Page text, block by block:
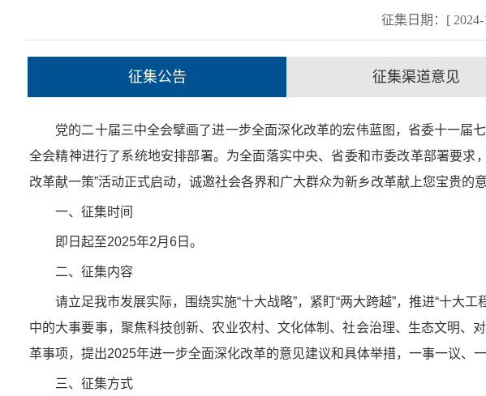
征集日期：[ 2024-
征集公告 征集渠道意见
党的二十届三中全会擘画了进一步全面深化改革的宏伟蓝图，省委十一届
全会精神进行了系统地安排部署。为全面落实中央、省委和市委改革部署要
改革献一策”活动正式启动，诚邀社会各界和广大群众为新乡改革献上您宝贵的意
一、征集时间
即日起至2025年2月6日。
二、征集内容
请立足我市发展实际，围绕实施“十大战略”，紧盯“两大跨越”，推进“十大工
中的大事要事，聚焦科技创新、农业农村、文化体制、社会治理、生态文明
革事项，提出2025年进一步全面深化改革的意见建议和具体举措，一事一议、一
三、征集方式